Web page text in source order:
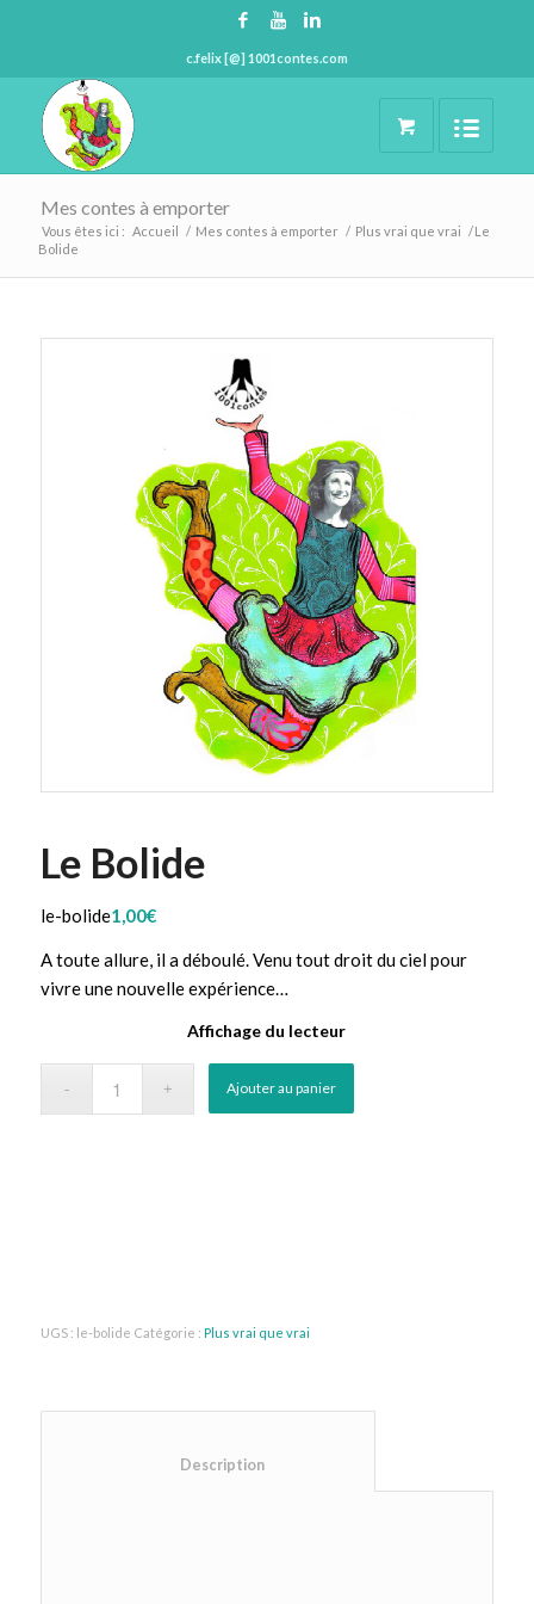
c.felix [@] 1001contes.com
Mes contes à emporter
Vous êtes ici : Accueil / Mes contes à emporter / Plus vrai que vrai /Le
Bolide
Le Bolide
le-bolide1,00€
A toute allure, il a déboulé. Venu tout droit du ciel pour
vivre une nouvelle expérience…
Affichage du lecteur
Ajouter au panier
UGS : le-bolide Catégorie : Plus vrai que vrai
						Description